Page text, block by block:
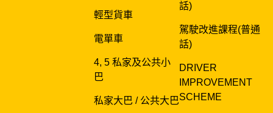
輕型貨車
電單車
4, 5 私家及公共小
巴
私家大巴 / 公共大巴
話)
駕駛改進課程(普通
話)
DRIVER
IMPROVEMENT
SCHEME